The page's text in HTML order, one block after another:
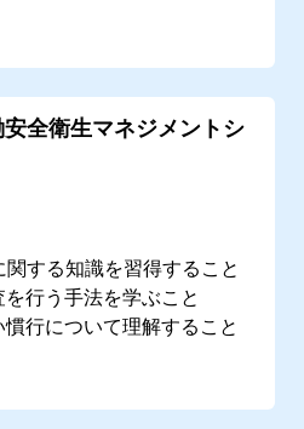
全衛生マネジメントシ
関する知識を習得すること
行う手法を学ぶこと
行について理解すること